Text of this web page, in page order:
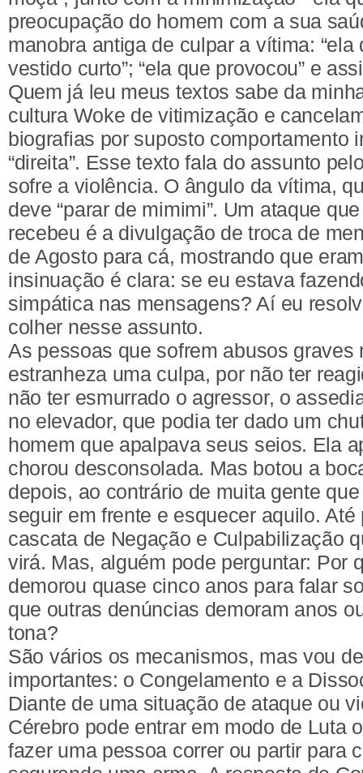
preocupação do homem com a sua
manobra antiga de culpar a vítima: “ela
vestido curto”; “ela que provocou” e
Quem já leu meus textos sabe da
cultura Woke de vitimização e
biografias por suposto comportamento
“direita”. Esse texto fala do assunto
sofre a violência. O ângulo da vítima,
deve “parar de mimimi”. Um ataque
recebeu é a divulgação de troca de
de Agosto para cá, mostrando que
insinuação é clara: se eu estava
simpática nas mensagens? Aí eu
colher nesse assunto.
As pessoas que sofrem abusos graves
estranheza uma culpa, por não ter
não ter esmurrado o agressor, o
no elevador, que podia ter dado um
homem que apalpava seus seios. Ela
chorou desconsolada. Mas botou a
depois, ao contrário de muita gente
seguir em frente e esquecer aquilo.
cascata de Negação e Culpabilização
virá. Mas, alguém pode perguntar: Por
demorou quase cinco anos para falar
que outras denúncias demoram anos
tona?
São vários os mecanismos, mas vou
importantes: o Congelamento e a
Diante de uma situação de ataque ou
Cérebro pode entrar em modo de Luta
fazer uma pessoa correr ou partir para